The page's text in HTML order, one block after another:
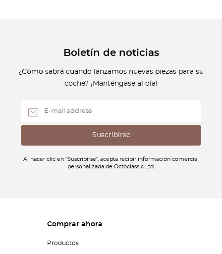
Boletín de noticias
¿Cómo sabrá cuándo lanzamos nuevas piezas para su
coche? ¡Manténgase al día!
Al hacer clic en "Suscribirse", acepta recibir información comercial
personalizada de Octoclassic Ltd.
Comprar ahora
Productos